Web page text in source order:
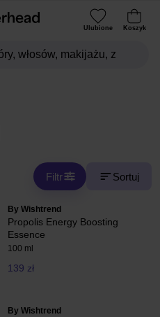
Ulubione Koszyk
Filtr Sortuj
By Wishtrend
Propolis Energy Boosting
Essence
100 ml
139 zł
By Wishtrend